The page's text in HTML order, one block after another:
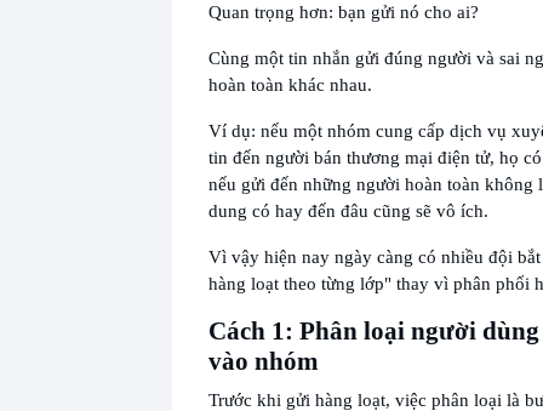
Quan trọng hơn: bạn gửi nó cho ai?
Cùng một tin nhắn gửi đúng người và sai
hoàn toàn khác nhau.
Ví dụ: nếu một nhóm cung cấp dịch vụ
tin đến người bán thương mại điện tử, họ
nếu gửi đến những người hoàn toàn không
dung có hay đến đâu cũng sẽ vô ích.
Vì vậy hiện nay ngày càng có nhiều đội
hàng loạt theo từng lớp" thay vì phân phối
Cách 1: Phân loại người
vào nhóm
Trước khi gửi hàng loạt, việc phân loại là